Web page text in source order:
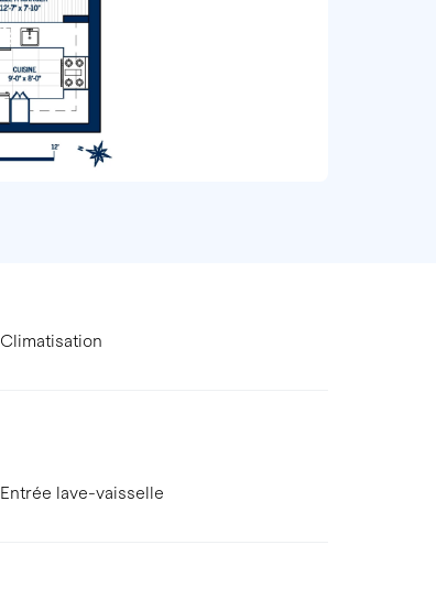
Climatisation
Entrée lave-vaisselle